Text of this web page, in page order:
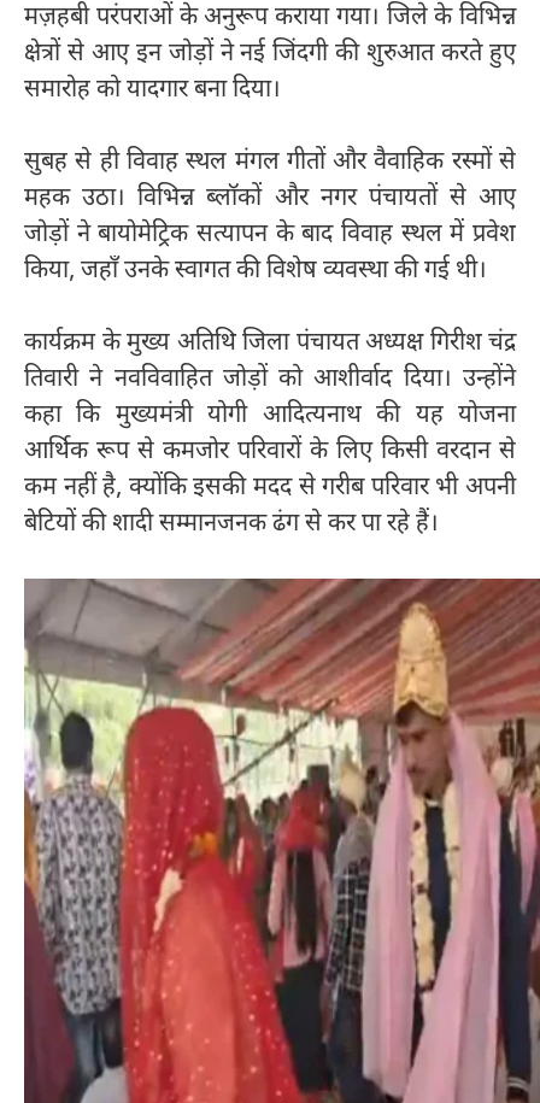
मज़हबी परंपराओं के अनुरूप कराया गया। जिले के विभिन्न
क्षेत्रों से आए इन जोड़ों ने नई जिंदगी की शुरुआत करते हुए
समारोह को यादगार बना दिया।
सुबह से ही विवाह स्थल मंगल गीतों और वैवाहिक रस्मों से
महक उठा। विभिन्न ब्लॉकों और नगर पंचायतों से आए
जोड़ों ने बायोमेट्रिक सत्यापन के बाद विवाह स्थल में प्रवेश
किया, जहाँ उनके स्वागत की विशेष व्यवस्था की गई थी।
कार्यक्रम के मुख्य अतिथि जिला पंचायत अध्यक्ष गिरीश चंद्र
तिवारी ने नवविवाहित जोड़ों को आशीर्वाद दिया। उन्होंने
कहा कि मुख्यमंत्री योगी आदित्यनाथ की यह योजना
आर्थिक रूप से कमजोर परिवारों के लिए किसी वरदान से
कम नहीं है, क्योंकि इसकी मदद से गरीब परिवार भी अपनी
बेटियों की शादी सम्मानजनक ढंग से कर पा रहे हैं।